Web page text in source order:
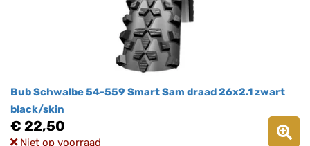
Bub Schwalbe 54-559 Smart Sam draad 26x2.1 zwart
black/skin
€ 22,50
Niet op voorraad